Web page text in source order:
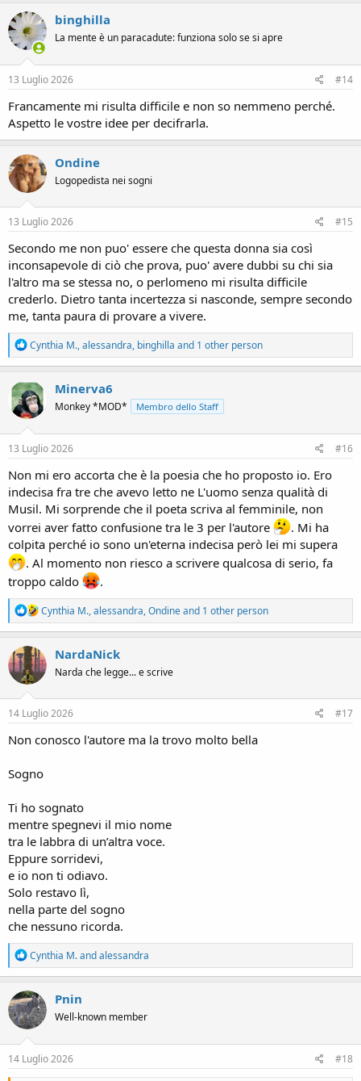
binghilla
La mente è un paracadute: funziona solo se si apre
13 Luglio 2026 #14
Francamente mi risulta difficile e non so nemmeno perché.
Aspetto le vostre idee per decifrarla.
Ondine
Logopedista nei sogni
13 Luglio 2026 #15
Secondo me non puo' essere che questa donna sia così
inconsapevole di ciò che prova, puo' avere dubbi su chi sia
l'altro ma se stessa no, o perlomeno mi risulta difficile
crederlo. Dietro tanta incertezza si nasconde, sempre secondo
me, tanta paura di provare a vivere.
R
e
a
c
t
i
o
n
s
Cynthia M.,alessandra, binghilla and 1 other person
Minerva6
Monkey *MOD* Membro dello Staff
13 Luglio 2026 #16
Non mi ero accorta che è la poesia che ho proposto io. Ero
indecisa fra tre che avevo letto ne L'uomo senza qualità di
Musil. Mi sorprende che il poeta scriva al femminile, non
vorrei aver fatto confusione tra le 3 per l'autore
. Mi ha
colpita perché io sono un'eterna indecisa però lei mi supera
. Al momento non riesco a scrivere qualcosa di serio, fa
troppo caldo
.
R
e
a
t
i
n
s
Cynthia M.,alessandra,Ondineand 1 other person
NardaNick
Narda che legge... e scrive
14 Luglio 2026 #17
Non conosco l'autore ma la trovo molto bella
Sogno
Ti ho sognato
mentre spegnevi il mio nome
tra le labbra di un’altra voce.
Eppure sorridevi,
e io non ti odiavo.
Solo restavo lì,
nella parte del sogno
che nessuno ricorda.
R
e
a
c
t
i
o
n
s
Cynthia M.andalessandra
Pnin
Well-known member
14 Luglio 2026 #18